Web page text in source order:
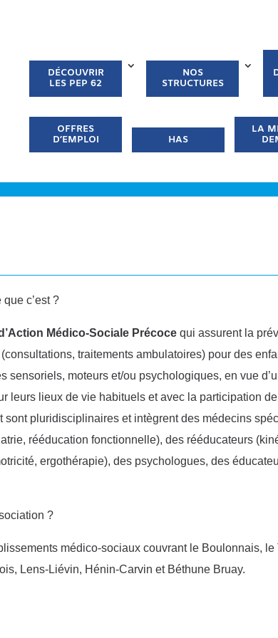
DÉCOUVRIR
LES PEP 62
NOS
STRUCTURES
OFFRES
D’EMPLOI
HAS
LA
que c’est ?
Médico-Sociale Précoce qui assurent la
traitements ambulatoires) pour des
sensoriels, moteurs et/ou psychologiques, en vue
leurs lieux de vie habituels et avec la participation
sont pluridisciplinaires et intègrent des médecins
rééducation fonctionnelle), des rééducateurs
ergothérapie), des psychologues, des
?
médico-sociaux couvrant le Boulonnais, le
Lens-Liévin, Hénin-Carvin et Béthune Bruay.